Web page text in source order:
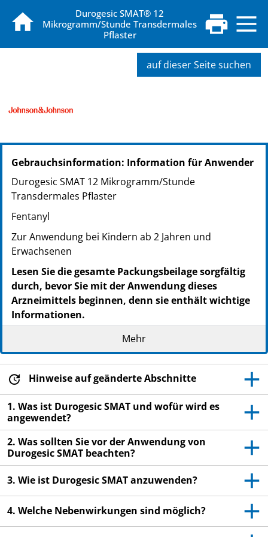
Durogesic SMAT® 12
Mikrogramm/Stunde Transdermales
Pflaster
auf dieser Seite suchen
PZN: 20318394
PPN: 112031839485
NTIN: 04150203183942
PZN: 03866786
NTIN: 04150038667860
PZN: 03866800
PPN: 110386680052
NTIN: 04150038668003
PZN: 03866817
PPN: 110386681742
NTIN: 04150038668171
Gebrauchsinformation: Information für Anwender
Durogesic SMAT 12 Mikrogramm/Stunde
Transdermales Pflaster
Fentanyl
Zur Anwendung bei Kindern ab 2 Jahren und
Erwachsenen
Lesen Sie die gesamte Packungsbeilage sorgfältig
durch, bevor Sie mit der Anwendung dieses
Arzneimittels beginnen, denn sie enthält wichtige
Informationen.
Heben Sie die Packungsbeilage auf. Vielleicht
möchten Sie diese später nochmals lesen.
Wenn Sie weitere Fragen haben, wenden Sie sich
an Ihren Arzt, Apotheker oder das medizinische
Fachpersonal.
Dieses Arzneimittel wurde Ihnen persönlich (oder
Ihrem Kind) verschrieben. Geben Sie es nicht an
Dritte weiter. Es kann anderen Menschen
schaden, auch wenn diese die gleichen
Beschwerden haben wie Sie.
Wenn Sie Nebenwirkungen bemerken, wenden Sie
sich an Ihren Arzt, Apotheker oder das
medizinische Fachpersonal. Dies gilt auch für
Mehr
Hinweise auf geänderte Abschnitte
1. Was ist Durogesic SMAT und wofür wird es
angewendet?
2. Was sollten Sie vor der Anwendung von
Durogesic SMAT beachten?
3. Wie ist Durogesic SMAT anzuwenden?
4. Welche Nebenwirkungen sind möglich?